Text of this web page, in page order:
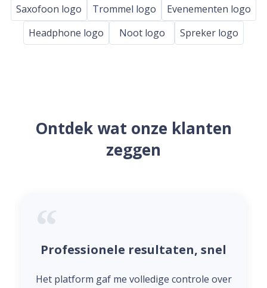
Saxofoon logo
Trommel logo
Evenementen logo
Headphone logo
Noot logo Spreker logo
Ontdek wat onze klanten
zeggen
Professionele resultaten, snel
Het platform gaf me volledige controle over